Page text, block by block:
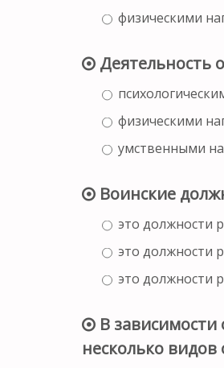
физическими
Деятельность
физическими
умственными
Воинские
это должности
это должности
это должности
В
несколько